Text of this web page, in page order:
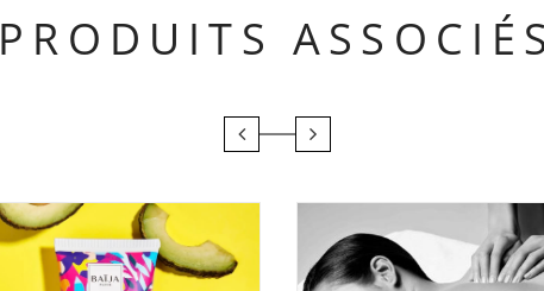
PRODUITS